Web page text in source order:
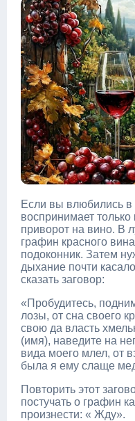
Если вы влюбились в
воспринимает
приворот на вино. В
графин красного
подоконник. Затем
дыхание почти
сказать заговор:
«Пробудитесь,
лозы, от сна своего
свою да власть
(имя), наведите на
вида моего млел, от
была я ему слаще
Повторить этот
постучать о графин
произнести: « Жду».